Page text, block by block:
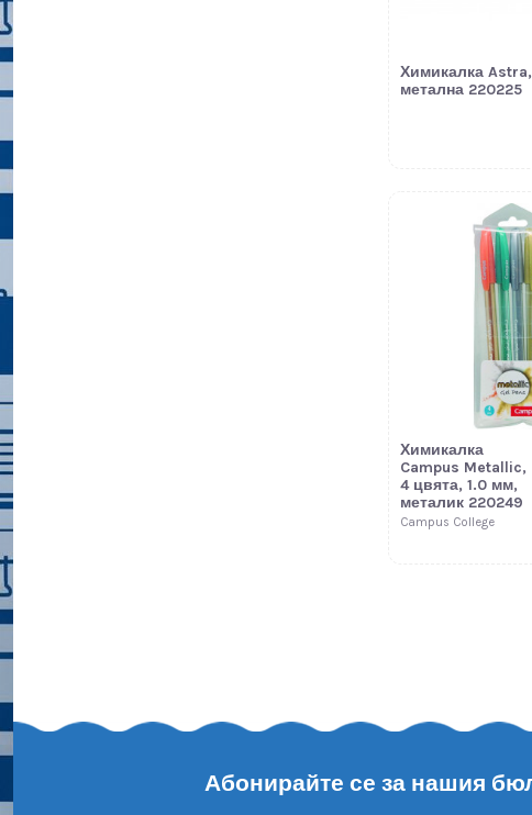
Химикалка Astra,
метална 220225
Химикалка
Campus Metallic,
4 цвята, 1.0 мм,
металик 220249
Campus College